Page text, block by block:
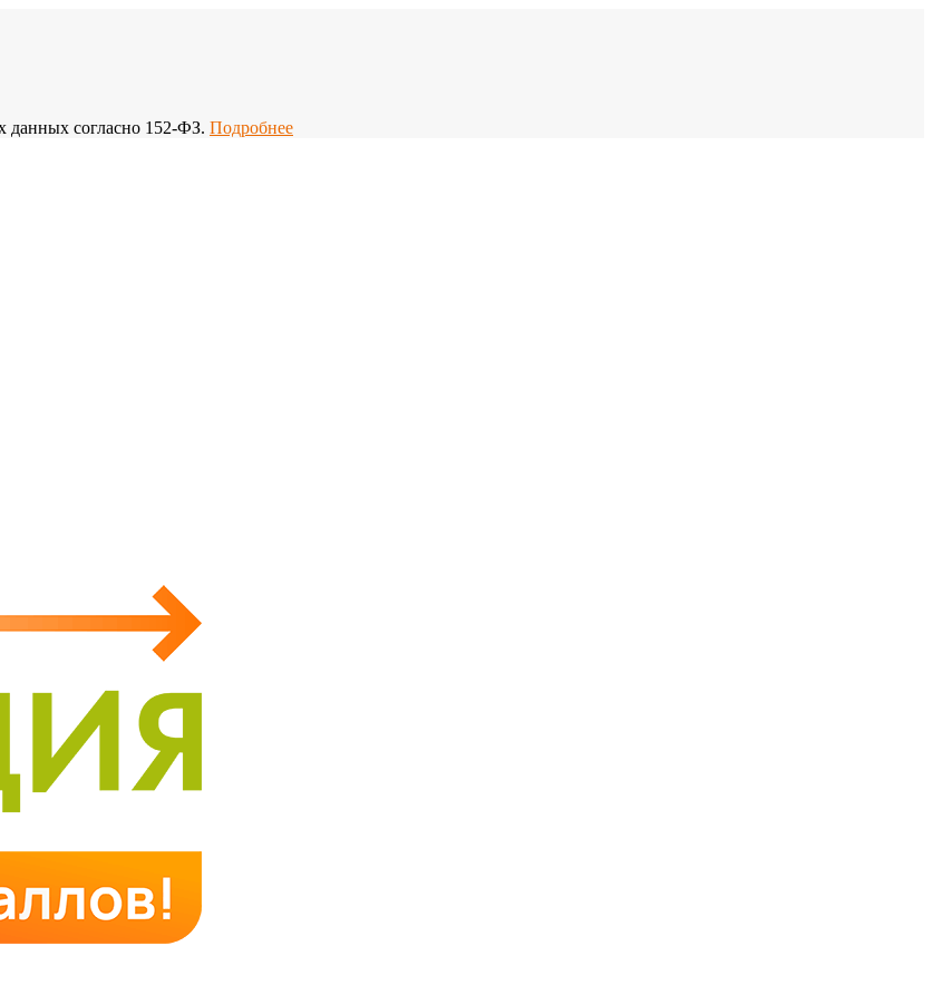
данных согласно 152-ФЗ. Подробнее